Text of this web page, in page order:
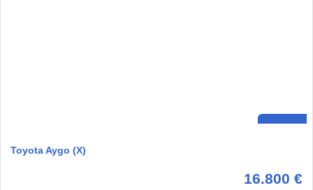
Toyota Aygo (X)
16.800 €